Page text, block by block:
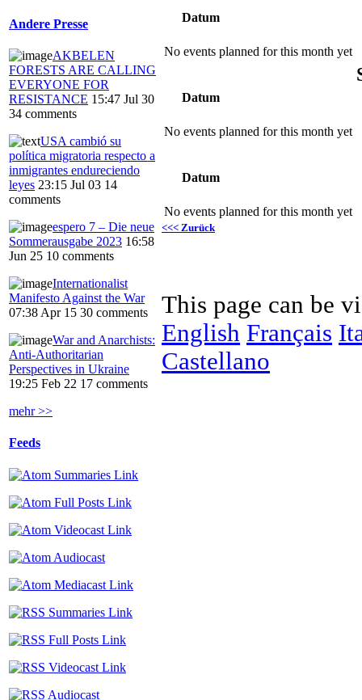
Andere Presse
AKBELEN
FORESTS ARE CALLING
EVERYONE FOR
RESISTANCE 15:47 Jul 30
34 comments
USA cambió su
política migratoria respecto a
inmigrantes endureciendo
leyes 23:15 Jul 03 14
comments
espero 7 – Die neue
Sommerausgabe 2023 16:58
Jun 25 10 comments
Internationalist
Manifesto Against the War
07:38 Apr 15 30 comments
War and Anarchists:
Anti-Authoritarian
Perspectives in Ukraine
19:25 Feb 22 17 comments
mehr >>
Feeds
Datum
No events planned for this month yet
Datum
No events planned for this month yet
Datum
No events planned for this month yet
<<< Zurück
This page can be
English Français
Castellano